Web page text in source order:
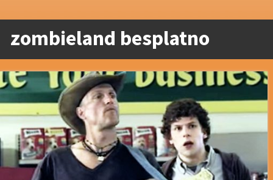
zombieland besplatno